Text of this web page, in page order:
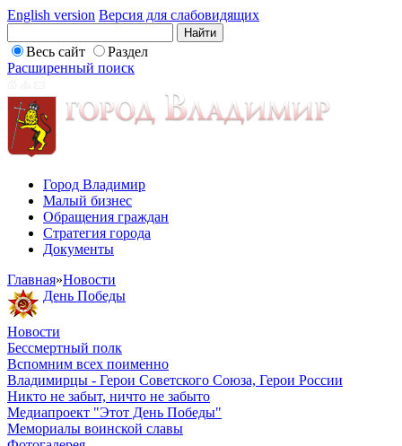
English version Версия для слабовидящих
Весь сайт
Раздел
Расширенный поиск
Город Владимир
Малый бизнес
Обращения граждан
Стратегия города
Документы
Главная»Новости
День Победы
Новости
Бессмертный полк
Вспомним всех поименно
Владимирцы - Герои Советского Союза, Герои России
Никто не забыт, ничто не забыто
Медиапроект "Этот День Победы"
Мемориалы воинской славы